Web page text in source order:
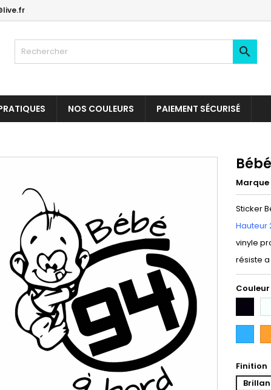

NOS COULEURS PAIEMENT SÉCURISÉ
Marque
Sticker
Hauteur
vinyle
résiste
Couleur
Intense
Finition